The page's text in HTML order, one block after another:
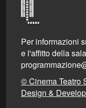
Per informazioni
e l'affitto della
© Cinema Teatro
Design &